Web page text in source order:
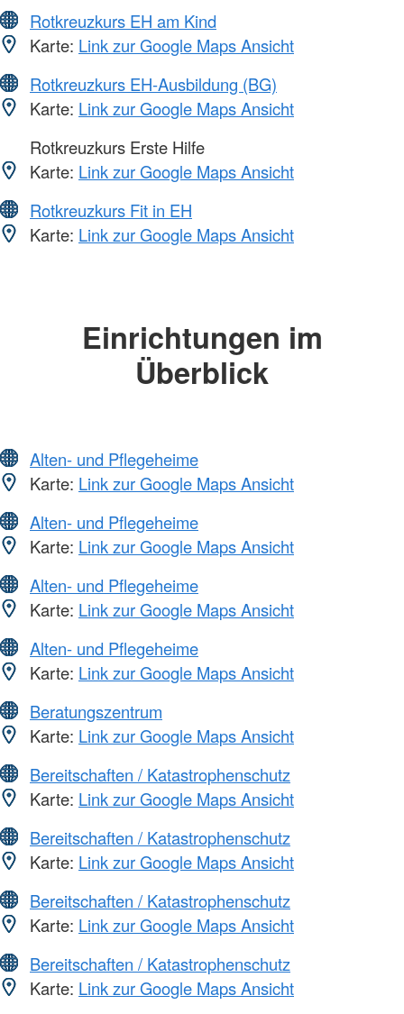
Rotkreuzkurs EH am Kind
Karte: Link zur Google Maps Ansicht
Rotkreuzkurs EH-Ausbildung (BG)
Karte: Link zur Google Maps Ansicht
Rotkreuzkurs Erste Hilfe
Karte: Link zur Google Maps Ansicht
Rotkreuzkurs Fit in EH
Karte: Link zur Google Maps Ansicht
Einrichtungen im
Überblick
Alten- und Pflegeheime
Karte: Link zur Google Maps Ansicht
Alten- und Pflegeheime
Karte: Link zur Google Maps Ansicht
Alten- und Pflegeheime
Karte: Link zur Google Maps Ansicht
Alten- und Pflegeheime
Karte: Link zur Google Maps Ansicht
Beratungszentrum
Karte: Link zur Google Maps Ansicht
Bereitschaften / Katastrophenschutz
Karte: Link zur Google Maps Ansicht
Bereitschaften / Katastrophenschutz
Karte: Link zur Google Maps Ansicht
Bereitschaften / Katastrophenschutz
Karte: Link zur Google Maps Ansicht
Bereitschaften / Katastrophenschutz
Karte: Link zur Google Maps Ansicht